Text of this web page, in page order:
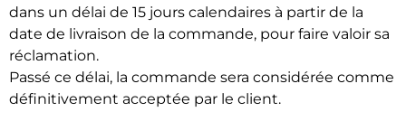
dans un délai de 15 jours calendaires à partir de la
date de livraison de la commande, pour faire valoir sa
réclamation.
Passé ce délai, la commande sera considérée comme
définitivement acceptée par le client.